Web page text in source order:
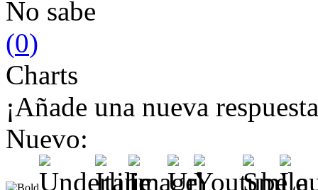
No sabe
(0)
Charts
¡Añade una nueva
Nuevo: